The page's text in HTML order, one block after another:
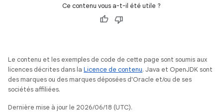
Ce contenu vous a-t-il été utile ?
Le contenu et les exemples de code de cette page sont soumis aux
licences décrites dans la Licence de contenu. Java et OpenJDK sont
des marques ou des marques déposées d'Oracle et/ou de ses
sociétés affiliées.
Dernière mise à jour le 2026/06/18 (UTC).